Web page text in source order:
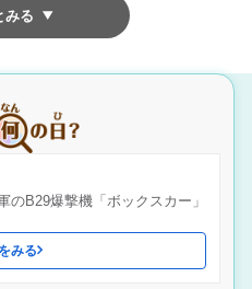
みる
のB29爆撃機「ボックスカー」
みる